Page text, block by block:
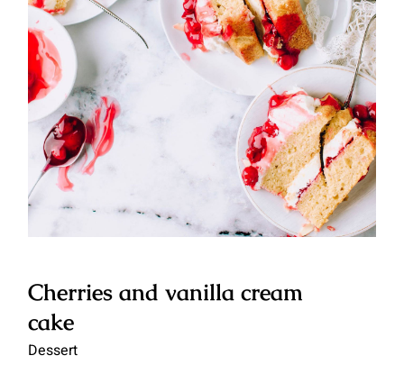
Cherries and vanilla cream cake
Cherries and vanilla cream
cake
Dessert